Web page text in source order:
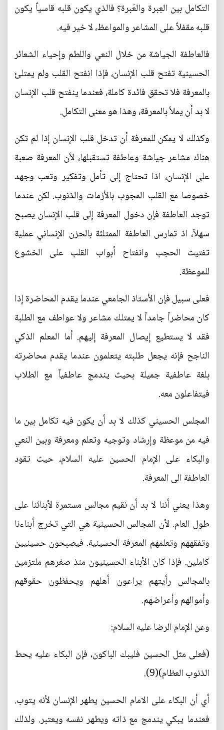
التكامل بين العِبرة والعَبرة؟ فالذي يكون قلبه قاسياً يكون
قلبه مقفلاً على المشاعر والمواعظ، لا خير فيه.
فالعاطفة الجياشة من خلال النعي واللطم وإحياء الشعائر
الحسينية تفتح قلب الإنسان، فإذا انفتح القلب ولم يمتلئ
بالمعرفة فلا تحقق فائدة كاملة، فعندما ينفتح قلب الإنسان
لا بد أن يملأ بالمعرفة، وهذا هو معنى التكامل.
وكذلك لا يمكن للمعرفة أن تدخل قلب الإنسان إذا لم تكن
هناك مشاعر جياشة وعاطفة تستقبلها، لأن المعرفة صعبة
على الإنسان، اذا تحتاج إلى تأمل وتفكير وتعب وجهد
خصوصا مع القلب المجوب بالأزمات والذنوب. لكن عندما
توجد العاطفة فإن دخول المعرفة إلى قلب الإنسان يصبح
سهلاً، اذ تمارس العاطفة الممتلئة بالحزن الإنساني عملية
تفتيت الحجب وانفتاح أبواب القلب على الخشوع
للموعظة.
فعلى سبيل فإن الأستاذ الجامعي عندما يقدم المحاضرة إذا
كان محاضراً جامداً لا يمتلك مشاعر ولا عواطف مع الطلبة
فقد لا يستطيع إيصال المعرفة إليهم. أما المعلم الذكي
الناجح فإنه يجعل طلبته يتعلمون عندما يقدم محاضرته
بلغة عاطفية جميلة بحيث يندمج عاطفياً مع الطلاب
فيتفاعلون معه.
المجلس الحسيني كذلك لا بد أن يكون فيه تكامل بين ما
فيه من موعظة وإرشاد وتوجيه وتعلم ومعرفة وبين النعي
والبكاء على الإمام الحسين عليه السلام، حيث تقود
العاطفة الى المعرفة.
وهذا يعني أننا لا بد أن نقيم مجالس مستمرة لأبنائنا على
طول العام. لأن المجالس الحسينية هي التي تخرج أبناءنا
وتفقههم وتعلمهم المعرفة الحسينية. فيصبحون حسينيين
كاملين. فإذا كان الأبناء الحسينيون منذ صغرهم ملتزمين
بالمجالس رأيتهم يراعون أهلهم ويحفظون حقوقهم
وأموالهم وأعراضهم.
وعن الإمام الرضا عليه السلام:
(فعلى مثل الحسين فليبك الباكون، فإن البكاء عليه يحط
الذنوب العظام)(9).
أي أن البكاء على الامام الحسين يطهر الإنسان لأنه يتوب.
فعندما يبكي يندمج مع ذاته ويطهر نفسه ويعتبر. ولذلك